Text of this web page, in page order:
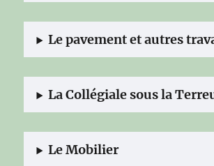
Le pavement et autres
La Collégiale sous la
Le Mobilier